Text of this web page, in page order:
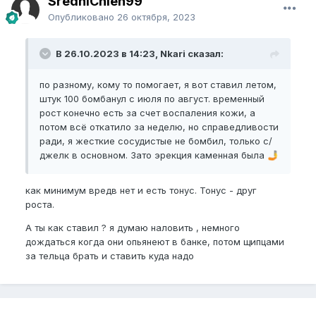
Опубликовано 26 октября, 2023
В 26.10.2023 в 14:23, Nkari сказал:
по разному, кому то помогает, я вот ставил летом,
штук 100 бомбанул с июля по август. временный
рост конечно есть за счет воспаления кожи, а
потом всё откатило за неделю, но справедливости
ради, я жесткие сосудистые не бомбил, только с/
джелк в основном. Зато эрекция каменная была 🤳
как минимум вредв нет и есть тонус. Тонус - друг
роста.
А ты как ставил ? я думаю наловить , немного
дождаться когда они опьянеют в банке, потом щипцами
за тельца брать и ставить куда надо